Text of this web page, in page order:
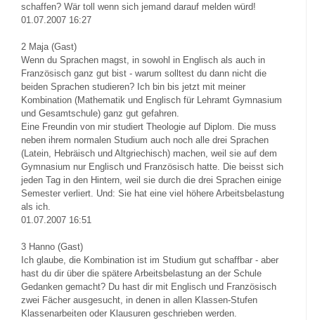
schaffen? Wär toll wenn sich jemand darauf melden würd!
01.07.2007 16:27
2 Maja (Gast)
Wenn du Sprachen magst, in sowohl in Englisch als auch in
Französisch ganz gut bist - warum solltest du dann nicht die
beiden Sprachen studieren? Ich bin bis jetzt mit meiner
Kombination (Mathematik und Englisch für Lehramt Gymnasium
und Gesamtschule) ganz gut gefahren.
Eine Freundin von mir studiert Theologie auf Diplom. Die muss
neben ihrem normalen Studium auch noch alle drei Sprachen
(Latein, Hebräisch und Altgriechisch) machen, weil sie auf dem
Gymnasium nur Englisch und Französisch hatte. Die beisst sich
jeden Tag in den Hintern, weil sie durch die drei Sprachen einige
Semester verliert. Und: Sie hat eine viel höhere Arbeitsbelastung
als ich.
01.07.2007 16:51
3 Hanno (Gast)
Ich glaube, die Kombination ist im Studium gut schaffbar - aber
hast du dir über die spätere Arbeitsbelastung an der Schule
Gedanken gemacht? Du hast dir mit Englisch und Französisch
zwei Fächer ausgesucht, in denen in allen Klassen-Stufen
Klassenarbeiten oder Klausuren geschrieben werden.